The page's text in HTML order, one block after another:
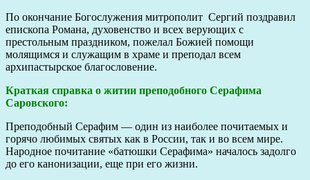
По окончание Богослужения митрополит Сергий поздравил
епископа Романа, духовенство и всех верующих с
престольным праздником, пожелал Божией помощи
молящимся и служащим в храме и преподал всем
архипастырское благословение.
Краткая справка о житии преподобного Серафима
Саровского:
Преподобный Серафим — один из наиболее почитаемых и
горячо любимых святых как в России, так и во всем мире.
Народное почитание «батюшки Серафима» началось задолго
до его канонизации, еще при его жизни.